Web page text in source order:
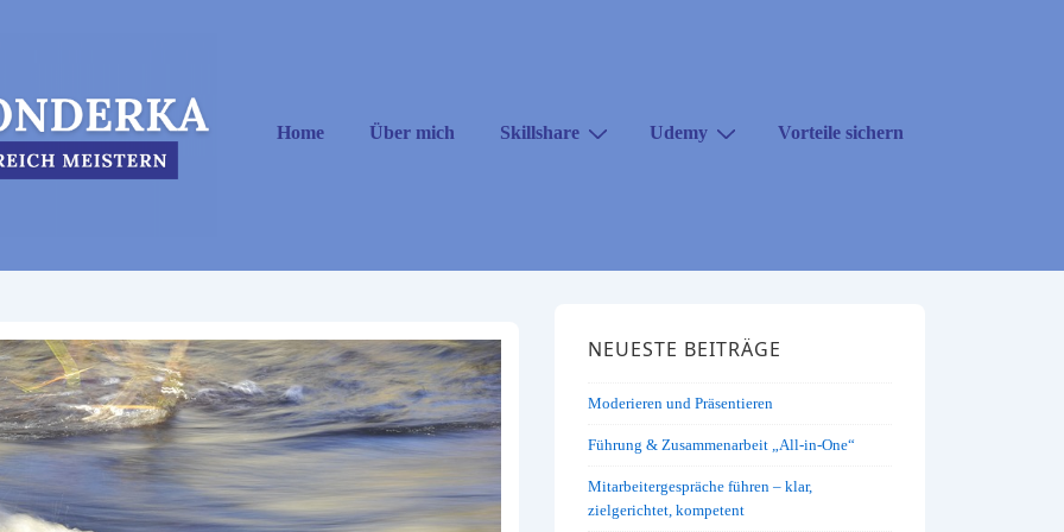
Hauptnavigation
Home Über mich Skillshare Udemy Vorteile sichern
NEUESTE BEITRÄGE
Moderieren und Präsentieren
Führung & Zusammenarbeit „All-in-One“
Mitarbeitergespräche führen – klar,
zielgerichtet, kompetent